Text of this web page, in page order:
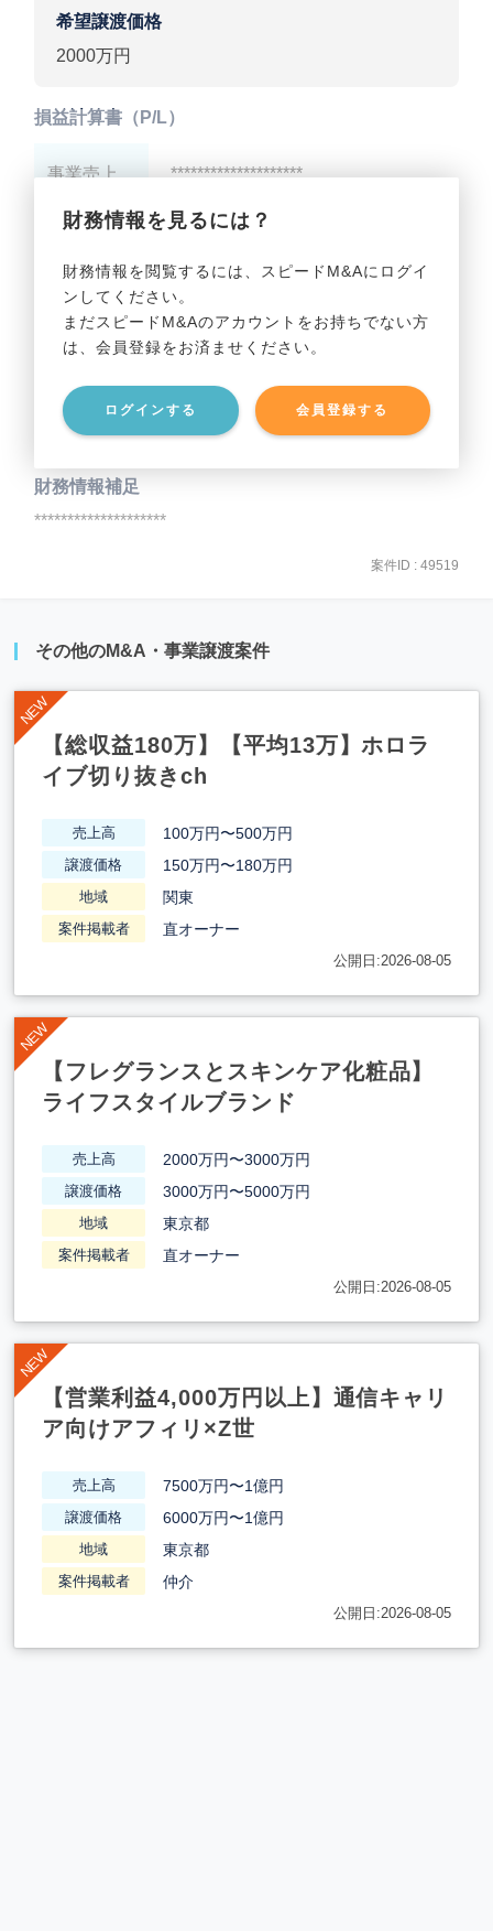
希望譲渡価格
2000万円
財務情報を見るには？
財務情報を閲覧するには、スピードM&Aにログイ
ンしてください。
まだスピードM&Aのアカウントをお持ちでない方
は、会員登録をお済ませください。
ログインする 会員登録する
損益計算書（P/L）
事業売上 ********************
事業利益 ********************
貸借対照表（B/S）
事業資産 ********************
事業負債 ********************
財務情報補足
********************
案件ID : 49519
その他のM&A・事業譲渡案件
【総収益180万】【平均13万】ホロラ
イブ切り抜きch
売上高 100万円〜500万円
譲渡価格 150万円〜180万円
地域 関東
案件掲載者 直オーナー
公開日:2026-08-05
【フレグランスとスキンケア化粧品】
ライフスタイルブランド
売上高 2000万円〜3000万円
譲渡価格 3000万円〜5000万円
地域 東京都
案件掲載者 直オーナー
公開日:2026-08-05
【営業利益4,000万円以上】通信キャリ
ア向けアフィリ×Z世
売上高 7500万円〜1億円
譲渡価格 6000万円〜1億円
地域 東京都
案件掲載者 仲介
公開日:2026-08-05